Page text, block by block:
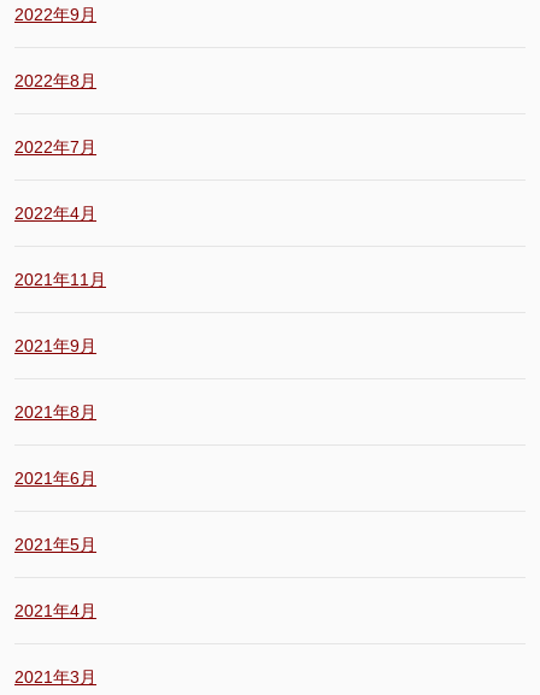
2022年9月
2022年8月
2022年7月
2022年4月
2021年11月
2021年9月
2021年8月
2021年6月
2021年5月
2021年4月
2021年3月